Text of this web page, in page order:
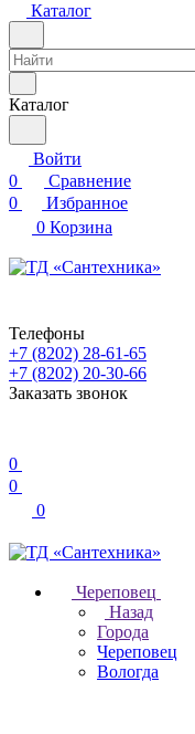
Каталог
Каталог
Войти
0
Сравнение
0
Избранное
0 Корзина
Телефоны
+7 (8202) 28‑61-65
+7 (8202) 20‑30-66
Заказать звонок
0
0
0
Череповец
Назад
Города
Череповец
Вологда